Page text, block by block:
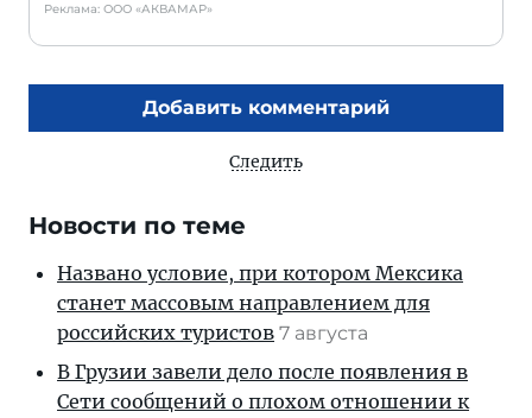
Реклама: ООО «АКВАМАР»
Добавить комментарий
Следить
Новости по теме
Названо условие, при котором Мексика
станет массовым направлением для
российских туристов 7 августа
В Грузии завели дело после появления в
Сети сообщений о плохом отношении к